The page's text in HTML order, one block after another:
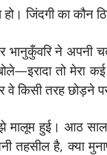
जिंदगी का कौन
ने अपनी
तो मेरा
किसी तरह छोड़ने पर
मालूम हुई। आठ
तहसील है, क्या